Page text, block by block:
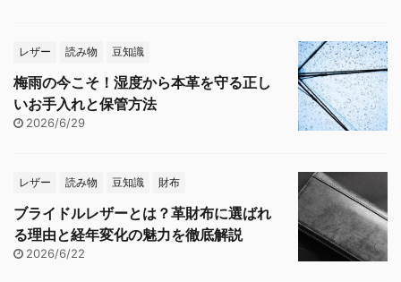
レザー 読み物 豆知識
梅雨の今こそ！湿度から本革を守る正し
いお手入れと保管方法
2026/6/29
レザー 読み物 豆知識 財布
ブライドルレザーとは？革財布に選ばれ
る理由と経年変化の魅力を徹底解説
2026/6/22